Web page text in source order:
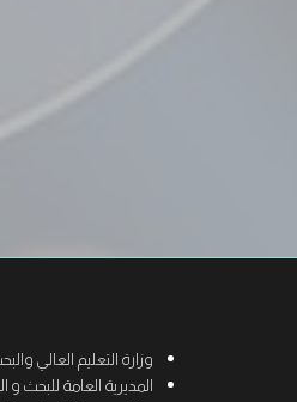
وزارة التعليم العالي
المديرية العامة للبحث و